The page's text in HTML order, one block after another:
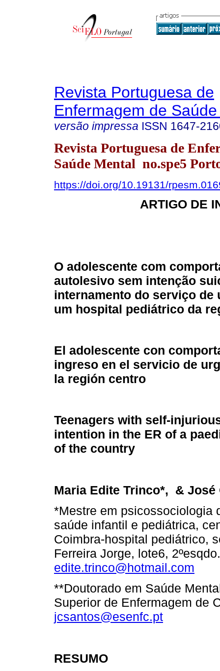
Revista Portuguesa de
Enfermagem de
versão impressa ISSN 1647-
Revista Portuguesa de
Saúde Mental no.spe5
https://doi.org/10.19131/
ARTIGO DE
O adolescente com
autolesivo sem intenção
internamento do serviço de
um hospital pediátrico da
El adolescente con
ingreso en el servicio de
la región centro
Teenagers with self-
intention in the ER of a
of the country
Maria Edite Trinco*, & José
*Mestre em psicossociologia
saúde infantil e pediátrica,
Coimbra-hospital pediátrico,
Ferreira Jorge, lote6,
edite.trinco@hotmail.com
**Doutorado em Saúde
Superior de Enfermagem de
jcsantos@esenfc.pt
RESUMO